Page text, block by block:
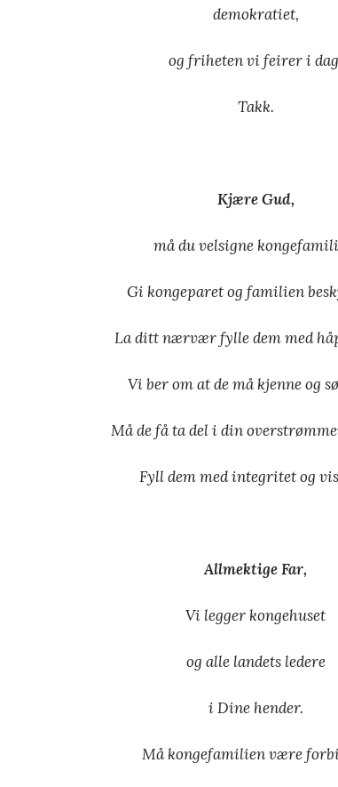
demokratiet,
og friheten vi feirer i
Takk.
Kjære Gud,
må du velsigne
Gi kongeparet og familien
La ditt nærvær fylle dem med
Vi ber om at de må kjenne og
Må de få ta del i din
Fyll dem med integritet og
Allmektige Far,
Vi legger kongehuset
og alle landets ledere
i Dine hender.
Må kongefamilien være